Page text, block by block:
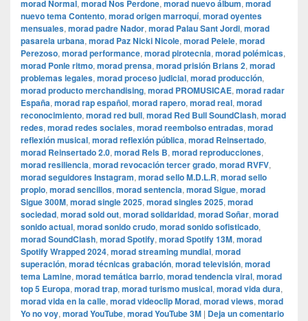
morad Normal, morad Nos Perdone, morad nuevo álbum, morad
nuevo tema Contento, morad origen marroquí, morad oyentes
mensuales, morad padre Nador, morad Palau Sant Jordi, morad
pasarela urbana, morad Paz Nicki Nicole, morad Pelele, morad
Perezoso, morad performance, morad pirotecnia, morad polémicas,
morad Ponle ritmo, morad prensa, morad prisión Brians 2, morad
problemas legales, morad proceso judicial, morad producción,
morad producto merchandising, morad PROMUSICAE, morad radar
España, morad rap español, morad rapero, morad real, morad
reconocimiento, morad red bull, morad Red Bull SoundClash, morad
redes, morad redes sociales, morad reembolso entradas, morad
reflexión musical, morad reflexión pública, morad Reinsertado,
morad Reinsertado 2.0, morad Rels B, morad reproducciones,
morad resiliencia, morad revocación tercer grado, morad RVFV,
morad seguidores Instagram, morad sello M.D.L.R, morad sello
propio, morad sencillos, morad sentencia, morad Sigue, morad
Sigue 300M, morad single 2025, morad singles 2025, morad
sociedad, morad sold out, morad solidaridad, morad Soñar, morad
sonido actual, morad sonido crudo, morad sonido sofisticado,
morad SoundClash, morad Spotify, morad Spotify 13M, morad
Spotify Wrapped 2024, morad streaming mundial, morad
superación, morad técnicas grabación, morad televisión, morad
tema Lamine, morad temática barrio, morad tendencia viral, morad
top 5 Europa, morad trap, morad turismo musical, morad vida dura,
morad vida en la calle, morad videocli‏p Morad, morad views, morad
Yo no voy, morad YouTube, morad YouTube 3M | Deja un comentario